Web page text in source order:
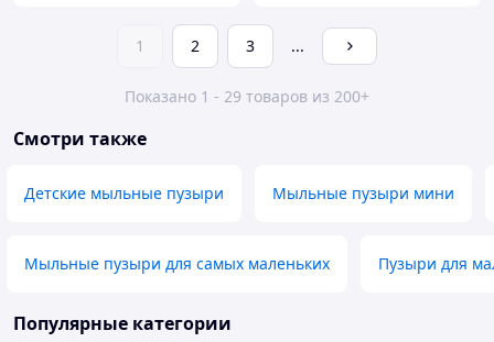
1 2 3 ...
Показано 1 - 29 товаров из 200+
Смотри также
Детские мыльные пузыри Мыльные пузыри мини
Мыльные пузыри для самых маленьких Пузыри для
Популярные категории